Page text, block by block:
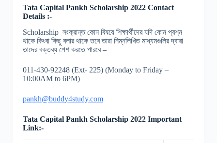
Tata Capital Pankh Scholarship 2022 Contact
Details :-
Scholarship সংক্রান্ত কোন বিষয়ে শিক্ষার্থীদের যদি কোন প্রশ্ন
থাকে কিংবা কিছু বলার থাকে তবে তারা নিম্নলিখিত মাধ্যমগুলির দ্বারা
তাদের বক্তব্য পেশ করতে পারবে –
011-430-92248 (Ext- 225) (Monday to Friday –
10:00AM to 6PM)
pankh@buddy4study.com
Tata Capital Pankh Scholarship 2022 Important
Link:-